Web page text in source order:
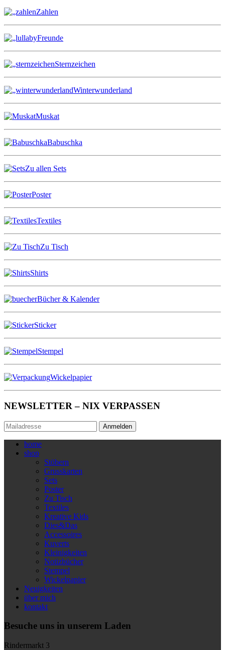
Zahlen
Freunde
Sternzeichen
Winterwunderland
Muskat
Babuschka
Zu allen Sets
Poster
Textiles
Zu Tisch
Shirts
Bücher & Kalender
Sticker
Stempel
Wickelpapier
NEWSLETTER – NIX VERPASSEN
Anmelden
home
shop
Stöbern
Grusskarten
Sets
Poster
Zu Tisch
Textiles
Kreative Kids
Dies&Das
Accessoires
Kuverts
Kleinigkeiten
Notizbücher
Stempel
Wickelpapier
Neuigkeiten
über mich
kontakt
Besuche uns in unserem Laden
Rindermarkt 3